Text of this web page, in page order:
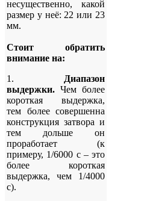
несущественно, какой
размер у неё: 22 или 23
мм.
Стоит обратить
внимание на:
1.
Диапазон
выдержки. Чем более
короткая выдержка,
тем более совершенна
конструкция затвора и
тем дольше он
проработает (к
примеру, 1/6000 с – это
более короткая
выдержка, чем 1/4000
с).